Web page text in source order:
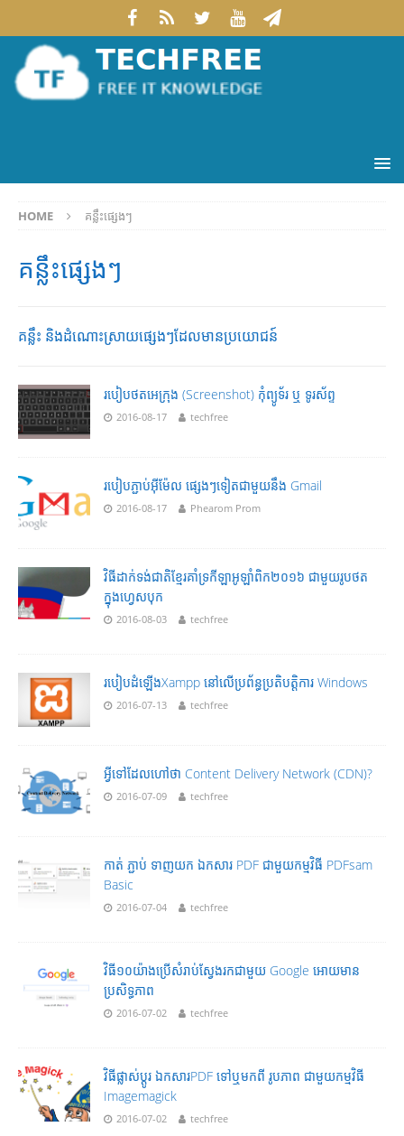
HOME គន្លឹះផ្សេងៗ
គន្លឹះផ្សេងៗ
គន្លឹះ និង​ដំណោះ​ស្រាយ​ផ្សេង​ៗដែល​មាន​ប្រ​យោជន៍​
របៀបថតអេក្រុង (Screenshot) កុំព្យូទ័រ ឬ ទូរស័ព្ទ
2016-08-17 techfree
របៀបភ្ជាប់អុីម៉ែល ផ្សេងៗទៀតជាមួយនឹង Gmail
2016-08-17 Phearom Prom
វិធីដាក់ទង់ជាតិ​ខ្មែរគាំទ្រកីឡាអូឡាំពិក២០១៦ ជាមួយរូបថត
ក្នុងហ្វេសបុក
2016-08-03 techfree
របៀបដំឡើងXampp នៅលើប្រព័ន្ធប្រតិបត្តិការ Windows
2016-07-13 techfree
អ្វីទៅដែលហៅ​ថា Content Delivery Network (CDN)?
2016-07-09 techfree
កាត់ ភ្ជាប់ ទាញយក ឯកសារ PDF ជាមួយកម្មវិធី PDFsam
Basic
2016-07-04 techfree
វិធី១០យ៉ាងប្រើសំរាប់ស្វែងរកជាមួយ Google អោយមាន
ប្រសិទ្ធភាព
2016-07-02 techfree
វិធីផ្លាស់ប្តូរ ឯកសារPDF ទៅឬមកពី រូបភាព ជាមួយកម្មវិធី
Imagemagick
2016-07-02 techfree